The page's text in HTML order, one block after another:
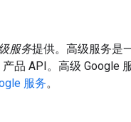
服务提供。高级服务是
品 API。高级 Google
服务。